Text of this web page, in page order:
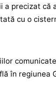
a precizat că
cu o
în regiunea